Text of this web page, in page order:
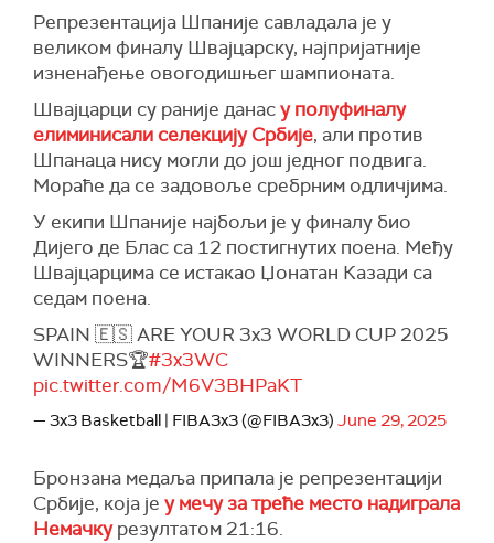
Репрезентација Шпаније савладала је у
великом финалу Швајцарску, најпријатније
изненађење овогодишњег шампионата.
Швајцарци су раније данасу полуфиналу
елиминисали селекцију Србије, али против
Шпанаца нису могли до још једног подвига.
Мораће да се задовоље сребрним одличјима.
У екипи Шпаније најбољи је у финалу био
Дијего де Блас са 12 постигнутих поена. Међу
Швајцарцима се истакао Џонатан Казади са
седам поена.
SPAIN 🇪🇸 ARE YOUR 3x3 WORLD CUP 2025
WINNERS🏆#3x3WC
pic.twitter.com/M6V3BHPaKT
— 3x3 Basketball | FIBA3x3 (@FIBA3x3) June 29, 2025
Бронзана медаља припала је репрезентацији
Србије, која је у мечу за треће место надиграла
Немачкурезултатом 21:16.